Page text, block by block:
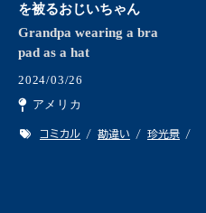
を被るおじいちゃん
Grandpa wearing a bra
pad as a hat
2024/03/26
アメリカ
コミカル 勘違い 珍光景